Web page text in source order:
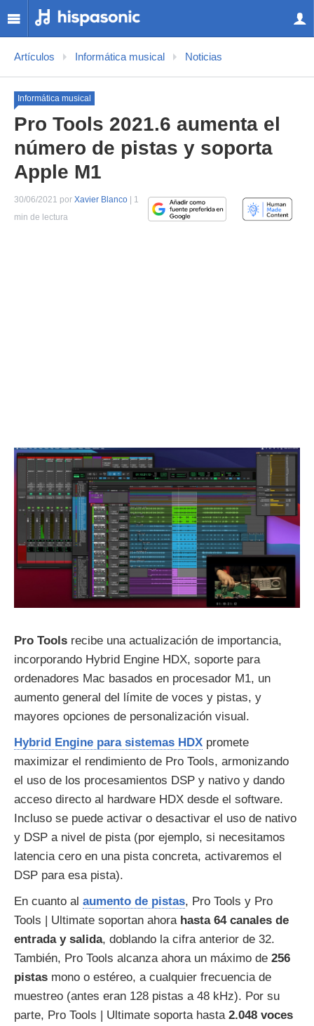
Artículos Informática musical Noticias
Informática musical
Pro Tools 2021.6 aumenta el
número de pistas y soporta
Apple M1
30/06/2021 por Xavier Blanco | 1
min de lectura
Pro Tools recibe una actualización de importancia,
incorporando Hybrid Engine HDX, soporte para
ordenadores Mac basados en procesador M1, un
aumento general del límite de voces y pistas, y
mayores opciones de personalización visual.
Hybrid Engine para sistemas HDX promete
maximizar el rendimiento de Pro Tools, armonizando
el uso de los procesamientos DSP y nativo y dando
acceso directo al hardware HDX desde el software.
Incluso se puede activar o desactivar el uso de nativo
y DSP a nivel de pista (por ejemplo, si necesitamos
latencia cero en una pista concreta, activaremos el
DSP para esa pista).
En cuanto al aumento de pistas, Pro Tools y Pro
Tools | Ultimate soportan ahora hasta 64 canales de
entrada y salida, doblando la cifra anterior de 32.
También, Pro Tools alcanza ahora un máximo de 256
pistas mono o estéreo, a cualquier frecuencia de
muestreo (antes eran 128 pistas a 48 kHz). Por su
parte, Pro Tools | Ultimate soporta hasta 2.048 voces